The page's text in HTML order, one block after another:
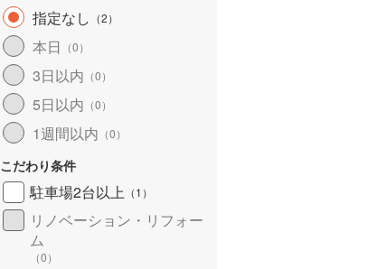
指定なし （2）
本日 （0）
3日以内 （0）
5日以内 （0）
1週間以内 （0）
こだわり条件
駐車場2台以上 （1 ）
リノベーション・リフォー
ム
（0）